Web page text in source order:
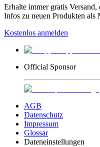
Erhalte immer gratis
Infos zu neuen Produkten
Kostenlos anmelden
Official Sponsor
AGB
Datenschutz
Impressum
Glossar
Dateneinstellungen